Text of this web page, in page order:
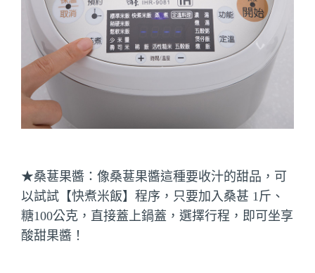
★桑葚果醬：像桑葚果醬這種要收汁的甜品，可
以試試【快煮米飯】程序，只要加入桑甚 1斤、
糖100公克，直接蓋上鍋蓋，選擇行程，即可坐享
酸甜果醬！